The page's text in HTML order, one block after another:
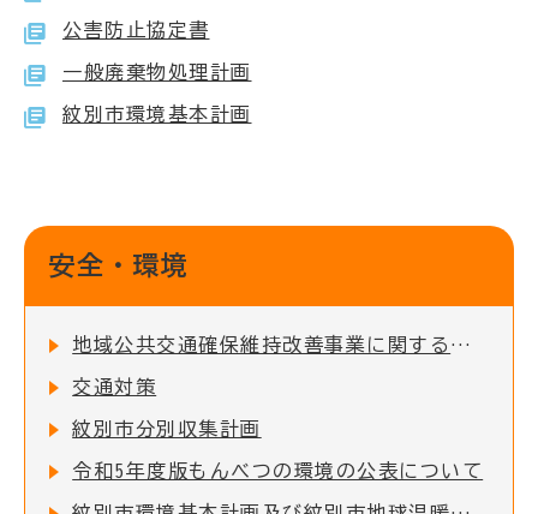
公害防止協定書
一般廃棄物処理計画
紋別市環境基本計画
安全・環境
地域公共交通確保維持改善事業に関する事業評価の公表について
交通対策
紋別市分別収集計画
令和5年度版もんべつの環境の公表について